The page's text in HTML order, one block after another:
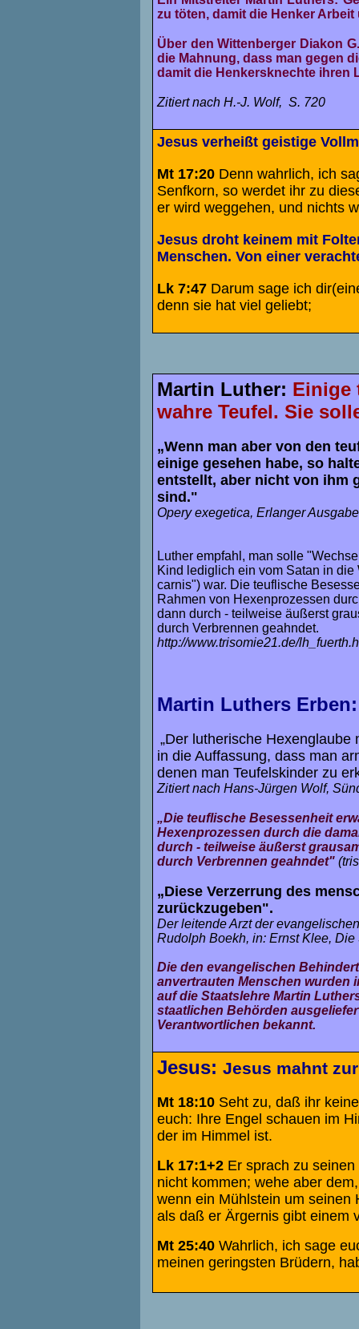
zu töten, damit die Henker
Über den Wittenberger Diakon
die Mahnung, dass man gegen
damit die Henkersknechte ihren
Zitiert nach H.-J. Wolf, S. 720
Jesus verheißt geistige
Mt 17:20 Denn wahrlich, ich
Senfkorn, so werdet ihr zu
er wird weggehen, und nichts
Jesus droht keinem mit
Menschen. Von einer
Lk 7:47 Darum sage ich dir
denn sie hat viel geliebt;
Martin Luther: Einige
wahre Teufel. Sie
„Wenn man aber von den
einige gesehen habe, so
entstellt, aber nicht von ihm
sind."
Opery exegetica, Erlanger
Luther empfahl, man solle
Kind lediglich ein vom Satan in
carnis") war. Die teuflische
Rahmen von Hexenprozessen
dann durch - teilweise äußerst
durch Verbrennen geahndet.
http://www.trisomie21.de/
Martin Luthers
„Der lutherische
in die Auffassung, dass man
denen man Teufelskinder zu
Zitiert nach Hans-Jürgen Wolf,
„Die teuflische Besessenheit
Hexenprozessen durch die
durch - teilweise äußerst
durch Verbrennen geahndet"
„Diese Verzerrung des
zurückzugeben".
Der leitende Arzt der
Rudolph Boekh, in: Ernst Klee,
Die den evangelischen
anvertrauten Menschen wurden
auf die Staatslehre Martin
staatlichen Behörden
Verantwortlichen bekannt.
Jesus: Jesus mahnt
Mt 18:10 Seht zu, daß ihr
euch: Ihre Engel schauen im
der im Himmel ist.
Lk 17:1+2 Er sprach zu
nicht kommen; wehe aber
wenn ein Mühlstein um seinen
als daß er Ärgernis gibt einem
Mt 25:40 Wahrlich, ich sage
meinen geringsten Brüdern,